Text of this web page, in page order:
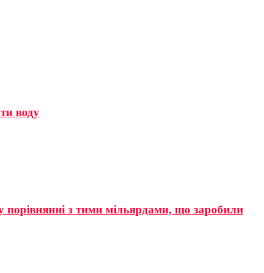
воду
у порівнянні з тими мільярдами, що заробили